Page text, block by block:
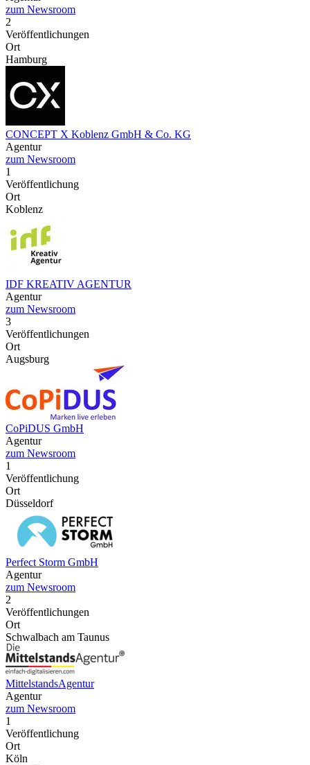
zum Newsroom
2
Veröffentlichungen
Ort
Hamburg
CONCEPT X Koblenz GmbH & Co. KG
Agentur
zum Newsroom
1
Veröffentlichung
Ort
Koblenz
IDF KREATIV AGENTUR
Agentur
zum Newsroom
3
Veröffentlichungen
Ort
Augsburg
CoPiDUS GmbH
Agentur
zum Newsroom
1
Veröffentlichung
Ort
Düsseldorf
Perfect Storm GmbH
Agentur
zum Newsroom
2
Veröffentlichungen
Ort
Schwalbach am Taunus
MittelstandsAgentur
Agentur
zum Newsroom
1
Veröffentlichung
Ort
Köln